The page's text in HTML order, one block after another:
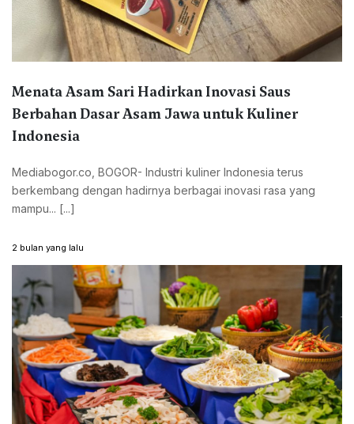
Menata Asam Sari Hadirkan Inovasi Saus
Berbahan Dasar Asam Jawa untuk Kuliner
Indonesia
Mediabogor.co, BOGOR- Industri kuliner Indonesia terus
berkembang dengan hadirnya berbagai inovasi rasa yang
mampu... [...]
2 bulan yang lalu